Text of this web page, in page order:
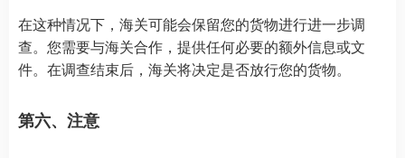
在这种情况下，海关可能会保留您的货物进行进一步调
查。您需要与海关合作，提供任何必要的额外信息或文
件。在调查结束后，海关将决定是否放行您的货物。
第六、注意